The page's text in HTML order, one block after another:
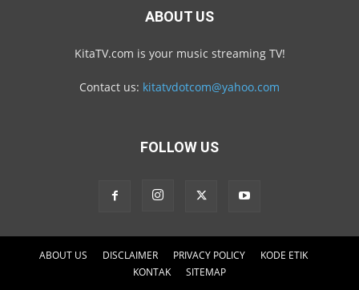
ABOUT US
KitaTV.com is your music streaming TV!
Contact us: kitatvdotcom@yahoo.com
FOLLOW US
ABOUT US DISCLAIMER PRIVACY POLICY
KODE ETIK
KONTAK
SITEMAP